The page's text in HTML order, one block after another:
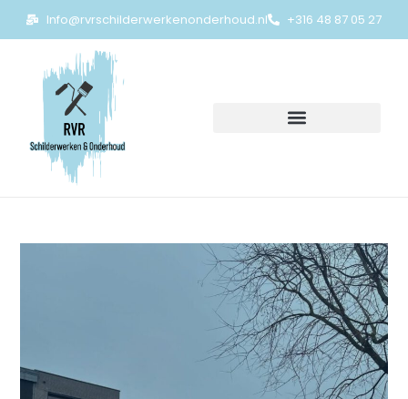
Info@rvrschilderwerkenonderhoud.nl +316 48 87 05 27